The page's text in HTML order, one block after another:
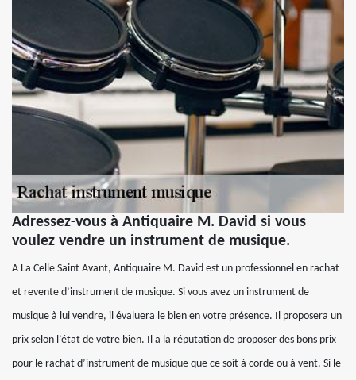
Adressez-vous à Antiquaire M. David si vous
voulez vendre un instrument de musique.
A La Celle Saint Avant, Antiquaire M. David est un professionnel en rachat
et revente d’instrument de musique. Si vous avez un instrument de
musique à lui vendre, il évaluera le bien en votre présence. Il proposera un
prix selon l’état de votre bien. Il a la réputation de proposer des bons prix
pour le rachat d’instrument de musique que ce soit à corde ou à vent. Si le